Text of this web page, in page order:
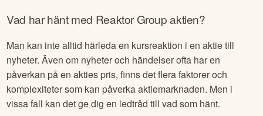
Vad har hänt med Reaktor Groupaktien?
Man kan inte alltid härleda en kursreaktion i en aktie till
nyheter. Även om nyheter och händelser ofta har en
påverkan på en akties pris, finns det flera faktorer och
komplexiteter som kan påverka aktiemarknaden. Men i
vissa fall kan det ge dig en ledtråd till vad som hänt.